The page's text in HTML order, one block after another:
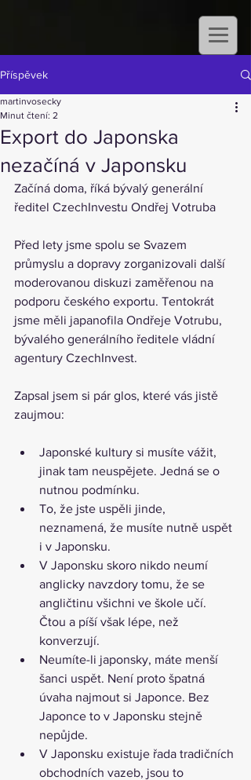
Příspěvek
Export do Japonska
nezačíná v Japonsku
martinvosecky
Minut čtení: 2
Začíná doma, říká bývalý generální
ředitel CzechInvestu Ondřej Votruba
Před lety jsme spolu se Svazem
průmyslu a dopravy zorganizovali další
moderovanou diskuzi zaměřenou na
podporu českého exportu. Tentokrát
jsme měli japanofila Ondřeje Votrubu,
bývalého generálního ředitele vládní
agentury CzechInvest.
Zapsal jsem si pár glos, které vás jistě
zaujmou:
Japonské kultury si musíte vážit,
jinak tam neuspějete. Jedná se o
nutnou podmínku.
To, že jste uspěli jinde,
neznamená, že musíte nutně uspět
i v Japonsku.
V Japonsku skoro nikdo neumí
anglicky navzdory tomu, že se
angličtinu všichni ve škole učí.
Čtou a píší však lépe, než
konverzují.
Neumíte-li japonsky, máte menší
šanci uspět. Není proto špatná
úvaha najmout si Japonce. Bez
Japonce to v Japonsku stejně
nepůjde.
V Japonsku existuje řada tradičních
obchodních vazeb, jsou to